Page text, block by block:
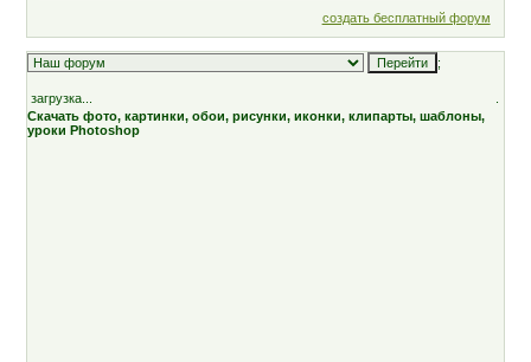
создать бесплатный форум
;
загрузка...
Скачать фото, картинки, обои, рисунки, иконки, клипарты, шаблоны,
уроки Photoshop